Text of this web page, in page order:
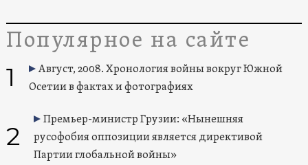
Популярное на сайте
1
Август, 2008. Хронология войны вокруг Южной
Осетии в фактах и фотографиях
2
Премьер-министр Грузии: «Нынешняя
русофобия оппозиции является директивой
Партии глобальной войны»